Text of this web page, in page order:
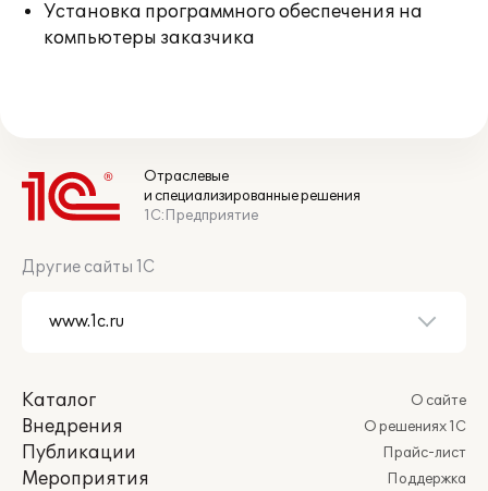
Установка программного обеспечения на
компьютеры заказчика
Отраслевые
и специализированные решения
1С:Предприятие
Другие сайты 1С
Каталог
Внедрения
Публикации
Мероприятия
О сайте
О решениях 1С
Прайс-лист
Поддержка